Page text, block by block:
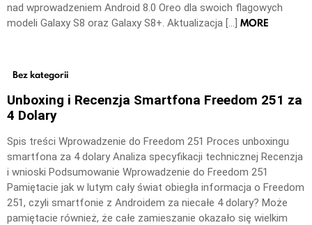
nad wprowadzeniem Android 8.0 Oreo dla swoich flagowych
modeli Galaxy S8 oraz Galaxy S8+. Aktualizacja […] MORE
Bez kategorii
Unboxing i Recenzja Smartfona Freedom 251 za
4 Dolary
Spis treści Wprowadzenie do Freedom 251 Proces unboxingu
smartfona za 4 dolary Analiza specyfikacji technicznej Recenzja
i wnioski Podsumowanie Wprowadzenie do Freedom 251
Pamiętacie jak w lutym cały świat obiegła informacja o Freedom
251, czyli smartfonie z Androidem za niecałe 4 dolary? Może
pamiętacie również, że całe zamieszanie okazało się wielkim